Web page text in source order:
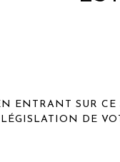
ENTRANT SUR CE
LÉGISLATION DE